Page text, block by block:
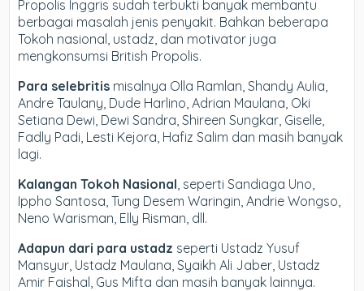
Propolis Inggris sudah terbukti banyak membantu
berbagai masalah jenis penyakit. Bahkan beberapa
Tokoh nasional, ustadz, dan motivator juga
mengkonsumsi British Propolis.
Para selebritis misalnya Olla Ramlan, Shandy Aulia,
Andre Taulany, Dude Harlino, Adrian Maulana, Oki
Setiana Dewi, Dewi Sandra, Shireen Sungkar, Giselle,
Fadly Padi, Lesti Kejora, Hafiz Salim dan masih banyak
lagi.
Kalangan Tokoh Nasional , seperti Sandiaga Uno,
Ippho Santosa, Tung Desem Waringin, Andrie Wongso,
Neno Warisman, Elly Risman, dll.
Adapun dari para ustadz seperti Ustadz Yusuf
Mansyur, Ustadz Maulana, Syaikh Ali Jaber, Ustadz
Amir Faishal, Gus Mifta dan masih banyak lainnya.